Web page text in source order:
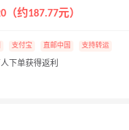
（约187.77元）
支付宝 直邮中国 支持转运
人下单获得返利